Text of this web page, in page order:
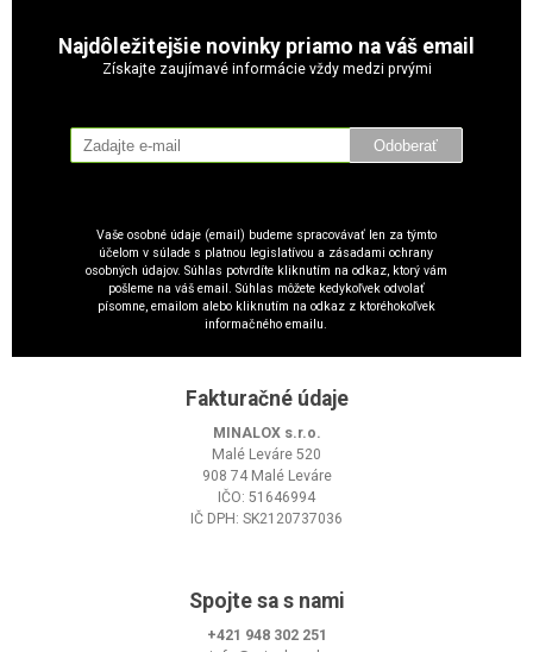
Najdôležitejšie novinky priamo na váš email
Získajte zaujímavé informácie vždy medzi prvými
Odoberať
Vaše osobné údaje (email) budeme spracovávať len za týmto
účelom v súlade s platnou legislatívou a zásadami ochrany
osobných údajov. Súhlas potvrdíte kliknutím na odkaz, ktorý vám
pošleme na váš email. Súhlas môžete kedykoľvek odvolať
písomne, emailom alebo kliknutím na odkaz z ktoréhokoľvek
informačného emailu.
Fakturačné údaje
MINALOX s.r.o.
Malé Leváre 520
908 74 Malé Leváre
IČO: 51646994
IČ DPH: SK2120737036
Spojte sa s nami
+421 948 302 251